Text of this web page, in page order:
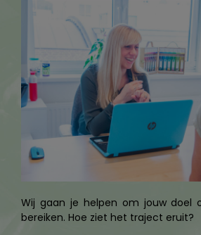
Wij gaan je helpen om jouw
bereiken. Hoe ziet het traject eruit?